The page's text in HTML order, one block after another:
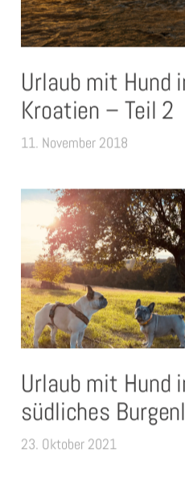
Urlaub mit Hund
Kroatien – Teil 2
11. November 2018
Urlaub mit Hund
südliches
23. Oktober 2021